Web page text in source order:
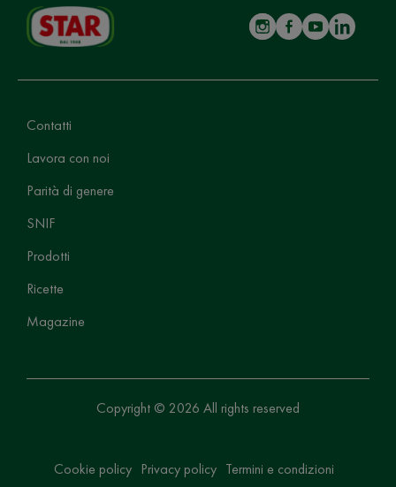
Contatti
Lavora con noi
Parità di genere
SNIF
Prodotti
Ricette
Magazine
Copyright © 2026 All rights reserved
Cookie policy Privacy policy Termini e condizioni